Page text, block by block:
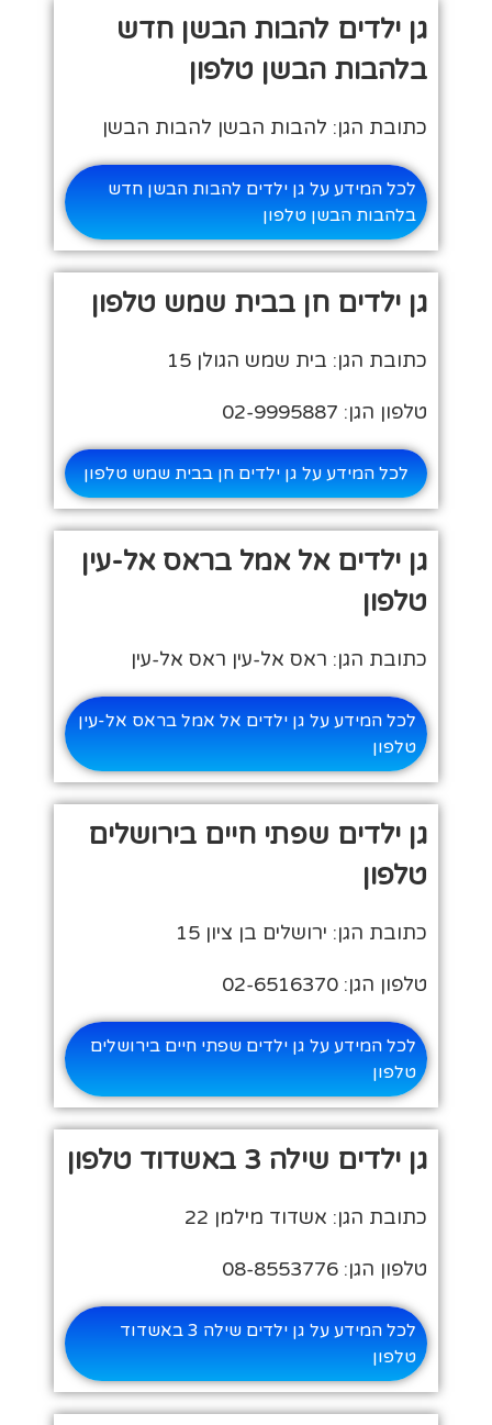
גן ילדים להבות הבשן חדש
בלהבות הבשן טלפון
כתובת הגן: להבות הבשן להבות הבשן
לכל המידע על גן ילדים להבות הבשן חדש
בלהבות הבשן טלפון
גן ילדים חן בבית שמש טלפון
כתובת הגן: בית שמש הגולן 15
טלפון הגן: 02-9995887
לכל המידע על גן ילדים חן בבית שמש טלפון
גן ילדים אל אמל בראס אל-עין
טלפון
כתובת הגן: ראס אל-עין ראס אל-עין
לכל המידע על גן ילדים אל אמל בראס אל-עין
טלפון
גן ילדים שפתי חיים בירושלים
טלפון
כתובת הגן: ירושלים בן ציון 15
טלפון הגן: 02-6516370
לכל המידע על גן ילדים שפתי חיים בירושלים
טלפון
גן ילדים שילה 3 באשדוד טלפון
כתובת הגן: אשדוד מילמן 22
טלפון הגן: 08-8553776
לכל המידע על גן ילדים שילה 3 באשדוד
טלפון